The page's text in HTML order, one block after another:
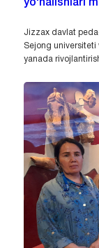
yo‘nalishlari
Jizzax davlat
Sejong universiteti
yanada